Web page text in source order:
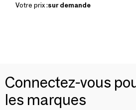
Votre prix :sur demande
Connectez-vous
les marques